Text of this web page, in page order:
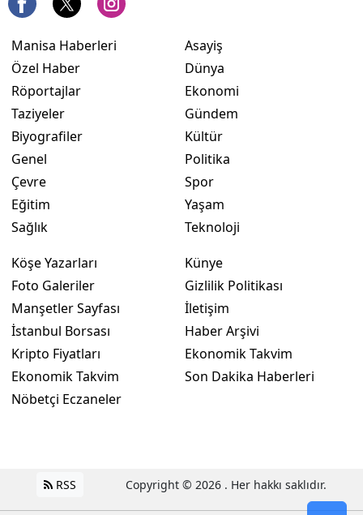
Manisa Haberleri
Özel Haber
Röportajlar
Taziyeler
Biyografiler
Genel
Çevre
Eğitim
Sağlık
Asayiş
Dünya
Ekonomi
Gündem
Kültür
Politika
Spor
Yaşam
Teknoloji
Köşe Yazarları
Foto Galeriler
Manşetler Sayfası
İstanbul Borsası
Kripto Fiyatları
Ekonomik Takvim
Nöbetçi Eczaneler
Künye
Gizlilik Politikası
İletişim
Haber Arşivi
Ekonomik Takvim
Son Dakika Haberleri
RSS Copyright © 2026 . Her hakkı saklıdır.